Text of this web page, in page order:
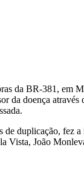
da BR-381, em
da doença através
duplicação, fez a
Vista, João